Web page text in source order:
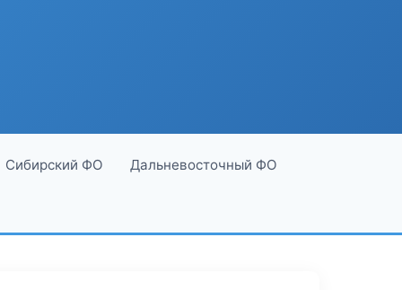
Сибирский ФО Дальневосточный ФО